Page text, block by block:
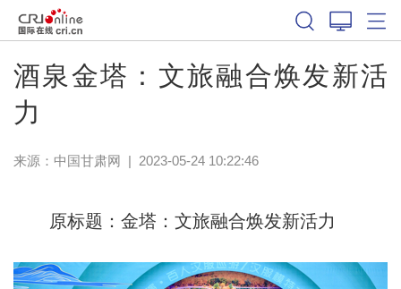
酒泉金塔：文旅融合焕发新活
力
来源： 中国甘肃网 | 2023-05-24 10:22:46
原标题：金塔：文旅融合焕发新活力